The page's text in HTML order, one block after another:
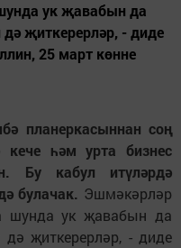
ук җавабын да
җиткерерләр, - диде
25 март көнне
планеркасыннан соң
кече һәм урта бизнес
Бу кабул итүләрдә
булачак. Эшмәкәрләр
шунда ук җавабын да
дә җиткерерләр, - диде